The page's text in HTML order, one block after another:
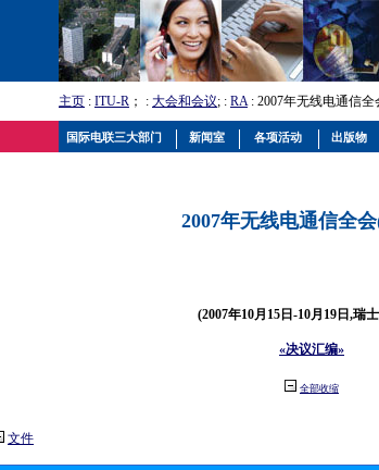
主页 : ITU-R ； : 大会和会议; : RA: 2007年无线电通信全
2007年无线电通信全
(2007年10月15日-10月19日,瑞
«决议汇编»
全部收缩
文件
国际电联三大部门 新闻室 各项活动 出版物